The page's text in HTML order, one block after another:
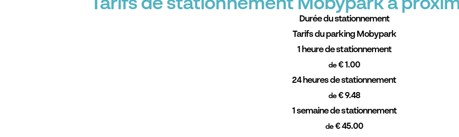
Tarifs de stationnement Mobypark à
Durée du stationnement
Tarifs du parking Mobypark
1 heure de stationnement
de€ 1.00
24 heures de stationnement
de€ 9.48
1 semaine de stationnement
de€ 45.00